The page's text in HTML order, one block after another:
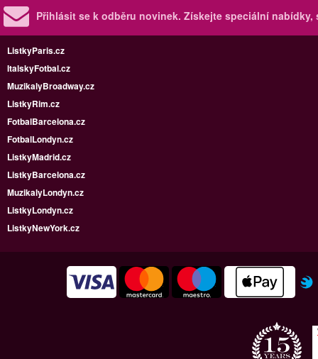
Přihlásit se k odběru novinek. Získejte speciální nabídky,
ListkyParis.cz
ItalskyFotbal.cz
MuzikalyBroadway.cz
ListkyRim.cz
FotbalBarcelona.cz
FotbalLondyn.cz
ListkyMadrid.cz
ListkyBarcelona.cz
MuzikalyLondyn.cz
ListkyLondyn.cz
ListkyNewYork.cz